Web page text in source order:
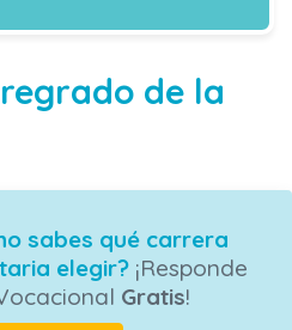
de la
sabes qué carrera
elegir?¡Responde
Gratis!